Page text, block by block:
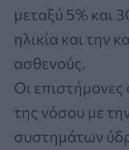
μεταξύ 5% και
ηλικία και την
ασθενούς.
Οι
της νόσου με
συστημάτων